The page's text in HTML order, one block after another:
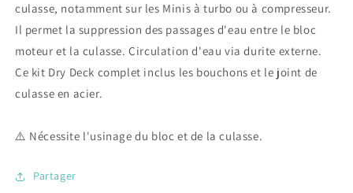
culasse, notamment sur les Minis à turbo ou à compresseur.
Il permet la suppression des passages d'eau entre le bloc
moteur et la culasse. Circulation d'eau via durite externe.
Ce kit Dry Deck complet inclus les bouchons et le joint de
culasse en acier.
⚠️ Nécessite l'usinage du bloc et de la culasse.
Partager